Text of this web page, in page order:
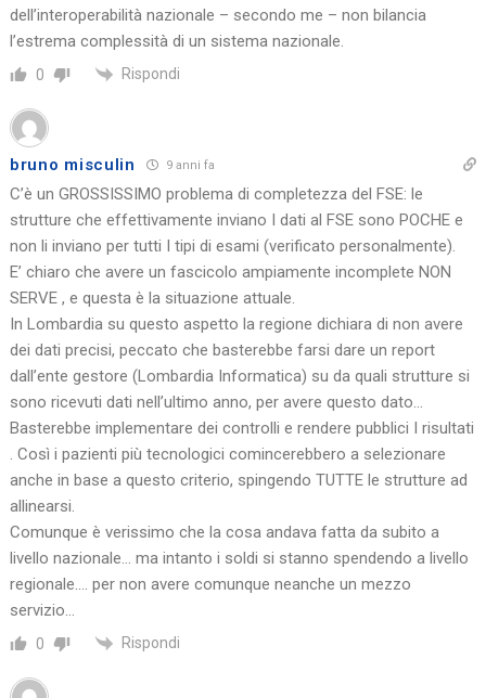
dell’interoperabilità nazionale – secondo me – non bilancia
l’estrema complessità di un sistema nazionale.
0 Rispondi
bruno misculin 9 anni fa
C’è un GROSSISSIMO problema di completezza del FSE: le
strutture che effettivamente inviano I dati al FSE sono POCHE e
non li inviano per tutti I tipi di esami (verificato personalmente).
E’ chiaro che avere un fascicolo ampiamente incomplete NON
SERVE , e questa è la situazione attuale.
In Lombardia su questo aspetto la regione dichiara di non avere
dei dati precisi, peccato che basterebbe farsi dare un report
dall’ente gestore (Lombardia Informatica) su da quali strutture si
sono ricevuti dati nell’ultimo anno, per avere questo dato…
Basterebbe implementare dei controlli e rendere pubblici I risultati
. Così i pazienti più tecnologici comincerebbero a selezionare
anche in base a questo criterio, spingendo TUTTE le strutture ad
allinearsi.
Comunque è verissimo che la cosa andava fatta da subito a
livello nazionale… ma intanto i soldi si stanno spendendo a livello
regionale…. per non avere comunque neanche un mezzo
servizio…
0 Rispondi